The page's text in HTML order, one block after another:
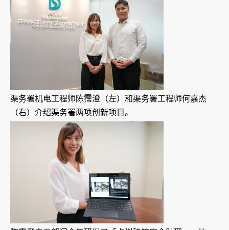
渠务署机电工程师陈霈澄（左）和渠务署工程师何嘉杰
（右）介绍渠务署两项创新项目。